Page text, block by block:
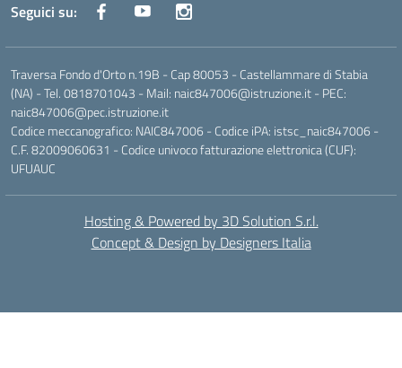
Seguici su:
Traversa Fondo d'Orto n.19B - Cap 80053 - Castellammare di Stabia
(NA) - Tel. 0818701043 - Mail: naic847006@istruzione.it - PEC:
naic847006@pec.istruzione.it
Codice meccanografico: NAIC847006 - Codice iPA: istsc_naic847006 -
C.F. 82009060631 - Codice univoco fatturazione elettronica (CUF):
UFUAUC
Hosting & Powered by 3D Solution S.r.l.
Concept & Design by Designers Italia